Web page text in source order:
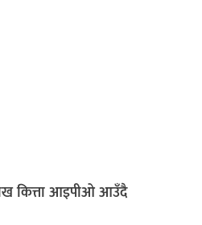
कित्ता आइपीओ आउँदै